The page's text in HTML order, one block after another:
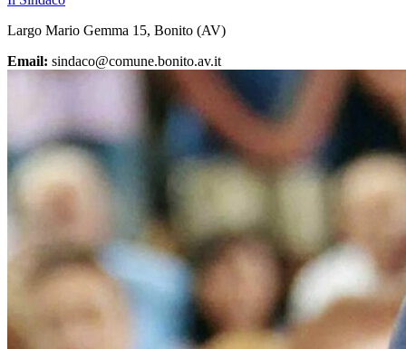
Largo Mario Gemma 15, Bonito (AV)
Email: sindaco@comune.bonito.av.it